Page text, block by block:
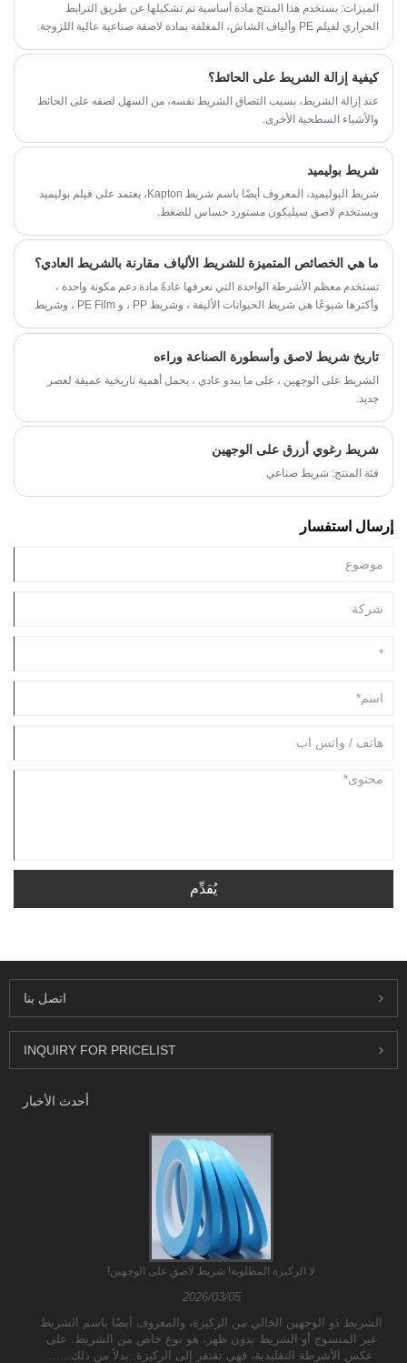
الميزات: يستخدم هذا المنتج مادة أساسية تم تشكيلها عن طريق الترابط
الحراري لفيلم PE وألياف الشاش، المغلفة بمادة لاصقة صناعية عالية اللزوجة.
كيفية إزالة الشريط على الحائط؟
عند إزالة الشريط، بسبب التصاق الشريط نفسه، من السهل لصقه على الحائط
والأشياء السطحية الأخرى.
شريط بوليميد
شريط البوليميد، المعروف أيضًا باسم شريط Kapton، يعتمد على فيلم بوليميد
ويستخدم لاصق سيليكون مستورد حساس للضغط.
ما هي الخصائص المتميزة للشريط الألياف مقارنة بالشريط العادي؟
تستخدم معظم الأشرطة الواحدة التي نعرفها عادةً مادة دعم مكونة واحدة ،
وأكثرها شيوعًا هي شريط الحيوانات الأليفة ، وشريط PP ، و PE Film ، وشريط
تاريخ شريط لاصق وأسطورة الصناعة وراءه
الشريط على الوجهين ، على ما يبدو عادي ، يحمل أهمية تاريخية عميقة لعصر
جديد.
شريط رغوي أزرق على الوجهين
فئة المنتج: شريط صناعي
إرسال استفسار
يُقدِّم
اتصل بنا
INQUIRY FOR PRICELIST
أحدث الأخبار
لا الركيزة المطلوبة! شريط لاصق على الوجهين!
2026/03/05
الشريط ذو الوجهين الخالي من الركيزة، والمعروف أيضًا باسم الشريط
غير المنسوج أو الشريط بدون ظهر، هو نوع خاص من الشريط. على
عكس الأشرطة التقليدية، فهي تفتقر إلى الركيزة. بدلاً من ذلك......